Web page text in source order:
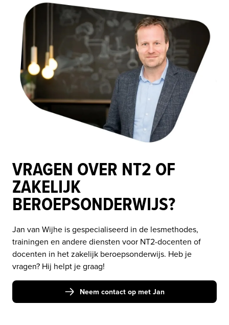
VRAGEN OVER NT2 OF
ZAKELIJK
BEROEPSONDERWIJS?
Jan van Wijhe is gespecialiseerd in de lesmethodes,
trainingen en andere diensten voor NT2-docenten of
docenten in het zakelijk beroepsonderwijs. Heb je
vragen? Hij helpt je graag!
Neem contact op met Jan